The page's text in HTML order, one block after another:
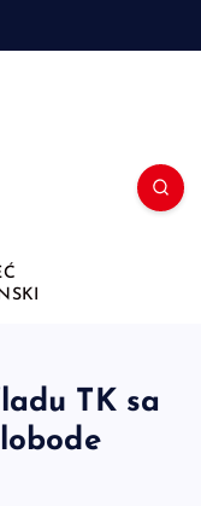
TK sa